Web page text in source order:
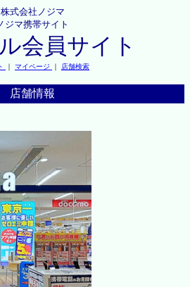
株式会社ノジマ
ジマ携帯サイト
会員サイト
｜ マイページ ｜ 店舗検索
店舗情報